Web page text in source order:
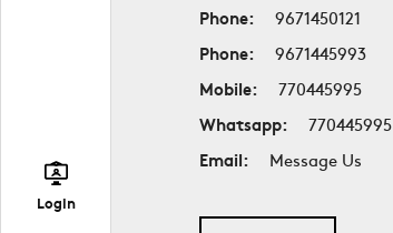
Login
Phone:
9671450121
Phone:
9671445993
Mobile:
770445995
Whatsapp:
770445995
Email:
Message Us